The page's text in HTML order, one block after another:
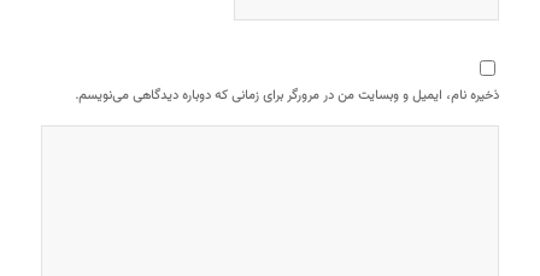
ذخیره نام، ایمیل و وبسایت من در مرورگر برای زمانی که دوباره دیدگاهی می‌نویسم.